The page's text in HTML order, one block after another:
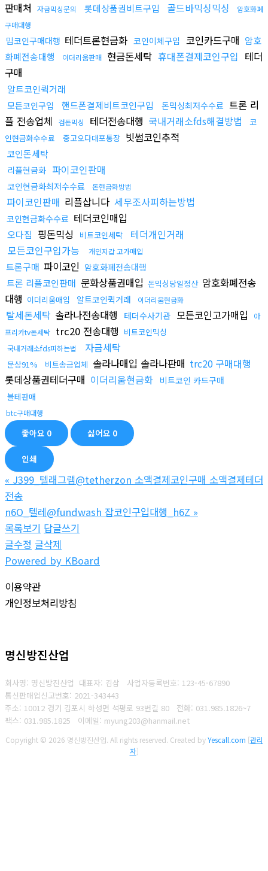
판매처
자금믹싱문의 롯데상품권비트구입 골드바믹싱믹싱
암호화폐
구매대행
밈코인구매대행 테더트론현금화 코인이체구입 코인카드구매 암호
화폐전송대행
이더리움판매 현금돈세탁 휴대폰결제코인구입 테더
구매
알트코인퀵거래
모든코인구입 핸드폰결제비트코인구입 돈믹싱최저수수료 트론 리
플 전송업체
검돈믹싱 테더전송대행 국내거래소fds해결방법
코
인현금화수수료
중고오다대포통장 빗썸코인추적
코인돈세탁
리플현금화 파이코인판매
코인현금화최저수수료 돈현금화방법
파이코인판매 리플삽니다 세무조사피하는방법
코인현금화수수료 테더코인매입
오다집 핑돈믹싱 비트코인세탁
테더개인거래
모든코인구입가능
개인지갑 고가매입
트론구매 파이코인 암호화폐전송대행
트론 리플코인판매 문화상품권매입 돈믹싱당일정산 암호화폐전송
대행 이더리움매입 알트코인퀵거래 이더리움현금화
탈세돈세탁 솔라나전송대행 테더수사기관 모든코인고가매입
아
프리카tv돈세탁 trc20 전송대행 비트코인믹싱
국내거래소fds피하는법 자금세탁
문상91% 비트송금업체 솔라나매입 솔라나판매 trc20 구매대행
롯데상품권테더구매 이더리움현금화 비트코인 카드구매
블테판매
btc구매대행
좋아요 0 싫어요 0
인쇄
« J399_텔래그램@tetherzon 소액결제코인구매 소액결제테더
전송
n6O_텔레@fundwash 잡코인구입대행_h6Z »
목록보기 답글쓰기
글수정 글삭제
Powered by KBoard
이용약관
개인정보처리방침
명신방진산업
회사명: 명신방진산업 대표자: 김삼 사업자등록번호: 123-45-67890
통신판매업신고번호: 2021-343443
주소: 10012 경기 김포시 하성면 석평로 93번길 80 전화: 031.985.1826~7
팩스: 031.985.1825
이메일: myung203@hanmail.net
Copyright © 2026 명신방진산업. All rights reserved. Created byYescall.com [관리
자]